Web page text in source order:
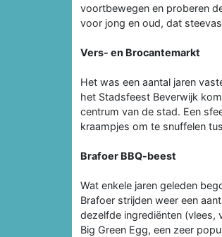
voortbewegen en proberen
voor jong en oud, dat
Vers- en Brocantemarkt
Het was een aantal jaren
het Stadsfeest Beverwijk
centrum van de stad. Een
kraampjes om te snuffelen
Brafoer BBQ-beest
Wat enkele jaren geleden
Brafoer strijden weer een
dezelfde ingrediënten (vlees,
Big Green Egg, een zeer